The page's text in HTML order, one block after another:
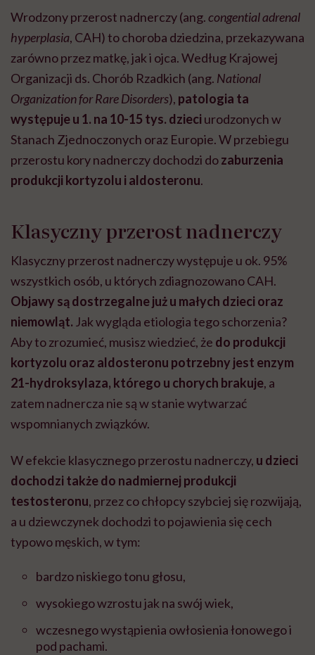
Wrodzony przerost nadnerczy (ang.congential adrenal
hyperplasia, CAH) to choroba dziedzina, przekazywana
zarówno przez matkę, jak i ojca. Według Krajowej
Organizacji ds. Chorób Rzadkich (ang. National
Organization for Rare Disorders), patologia ta
występuje u 1. na 10-15 tys. dzieci urodzonych w
Stanach Zjednoczonych oraz Europie. W przebiegu
przerostu kory nadnerczy dochodzi dozaburzenia
produkcji kortyzolu i aldosteronu.
Klasyczny przerost nadnerczy
Klasyczny przerost nadnerczy występuje u ok. 95%
wszystkich osób, u których zdiagnozowano CAH.
Objawy są dostrzegalne już u małych dzieci oraz
niemowląt. Jak wygląda etiologia tego schorzenia?
Aby to zrozumieć, musisz wiedzieć, że do produkcji
kortyzolu oraz aldosteronu potrzebny jest enzym
21-hydroksylaza, którego u chorych brakuje, a
zatem nadnercza nie są w stanie wytwarzać
wspomnianych związków.
W efekcie klasycznego przerostu nadnerczy, u dzieci
dochodzi także do nadmiernej produkcji
testosteronu, przez co chłopcy szybciej się rozwijają,
a u dziewczynek dochodzi to pojawienia się cech
typowo męskich, w tym:
bardzo niskiego tonu głosu,
wysokiego wzrostu jak na swój wiek,
wczesnego wystąpienia owłosienia łonowego i
pod pachami.